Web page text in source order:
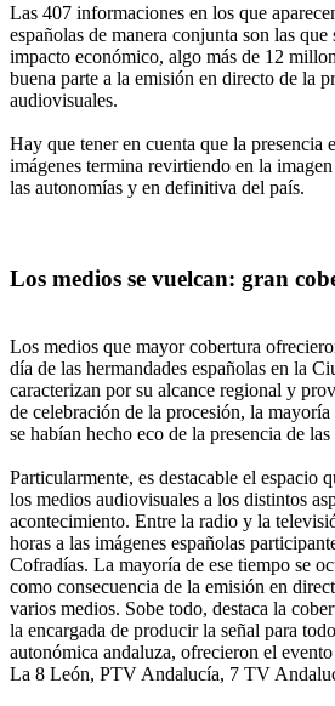
Las 407 informaciones en los que
españolas de manera conjunta son las
impacto económico, algo más de 12
buena parte a la emisión en directo de la
audiovisuales.
Hay que tener en cuenta que la presencia
imágenes termina revirtiendo en la
las autonomías y en definitiva del país.
Los medios se vuelcan: gran
Los medios que mayor cobertura
día de las hermandades españolas en la
caracterizan por su alcance regional y
de celebración de la procesión, la
se habían hecho eco de la presencia de
Particularmente, es destacable el espacio
los medios audiovisuales a los distintos
acontecimiento. Entre la radio y la
horas a las imágenes españolas
Cofradías. La mayoría de ese tiempo se
como consecuencia de la emisión en
varios medios. Sobe todo, destaca la
la encargada de producir la señal para
autonómica andaluza, ofrecieron el
La 8 León, PTV Andalucía, 7 TV